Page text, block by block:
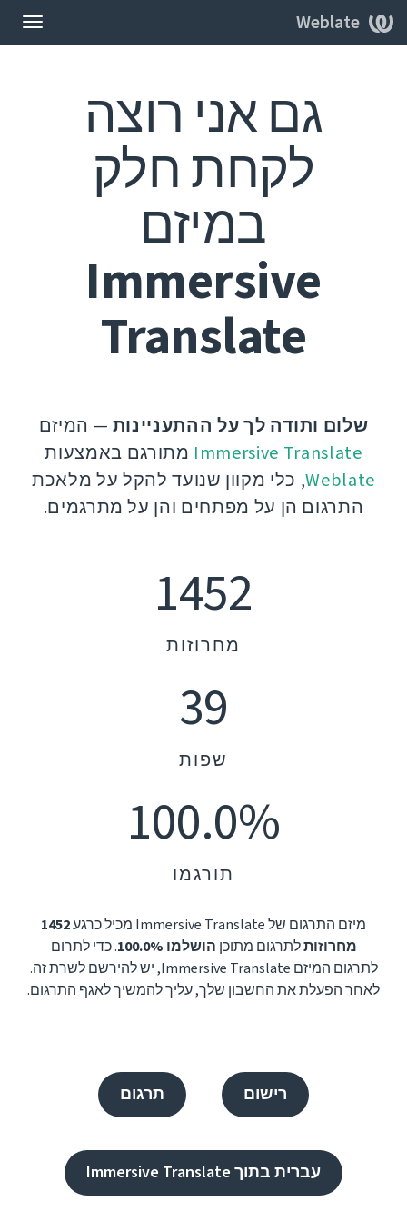
ניווט
Weblate
גם אני רוצה
לקחת חלק
במיזם
Immersive
Translate
שלום ותודה לך על ההתעניינות — המיזם
Immersive Translate מתורגם באמצעות
Weblate, כלי מקוון שנועד להקל על מלאכת
התרגום הן על מפתחים והן על מתרגמים.
1452
מחרוזות
39
שפות
100.0%
תורגמו
מיזם התרגום של Immersive Translate מכיל כרגע
1452
מחרוזותלתרגום מתוכן הושלמו 100.0%
. כדי לתרום
לתרגום המיזם Immersive Translate, יש להירשם לשרת זה.
לאחר הפעלת את החשבון שלך, עליך להמשיך לאגף התרגום.
רישום תרגום
עברית בתוך Immersive Translate